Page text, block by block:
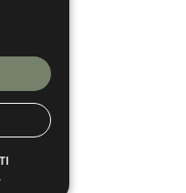
vyhradené